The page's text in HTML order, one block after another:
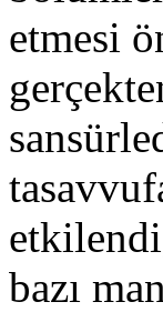
etmesi
bazı